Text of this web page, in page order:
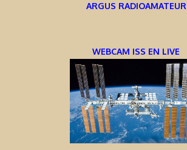
ARGUS RADIOAMATEUR
WEBCAM ISS EN LIVE